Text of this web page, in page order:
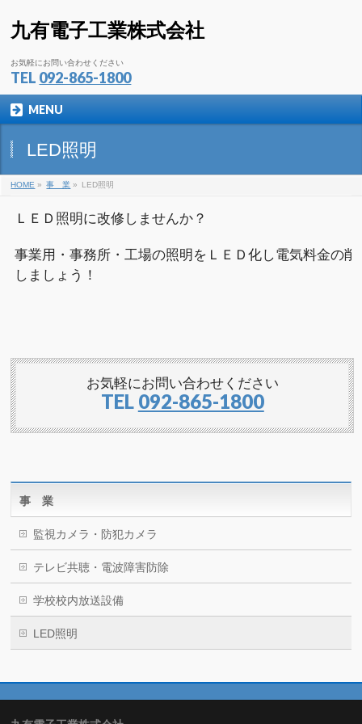
九有電子工業株式会社
お気軽にお問い合わせください
TEL 092-865-1800
MENU
LED照明
HOME » 事 業 » LED照明
ＬＥＤ照明に改修しませんか？
事業用・事務所・工場の照明をＬＥＤ化し電気料金の
しましょう！
お気軽にお問い合わせください
TEL 092-865-1800
事 業
監視カメラ・防犯カメラ
テレビ共聴・電波障害防除
学校校内放送設備
LED照明